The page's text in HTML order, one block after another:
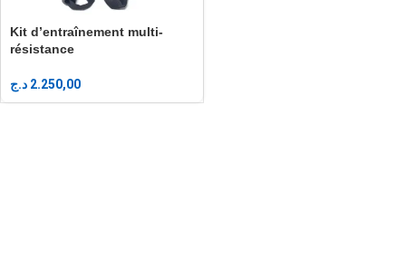
Kit d’entraînement multi-
résistance
2.250,00 د.ج